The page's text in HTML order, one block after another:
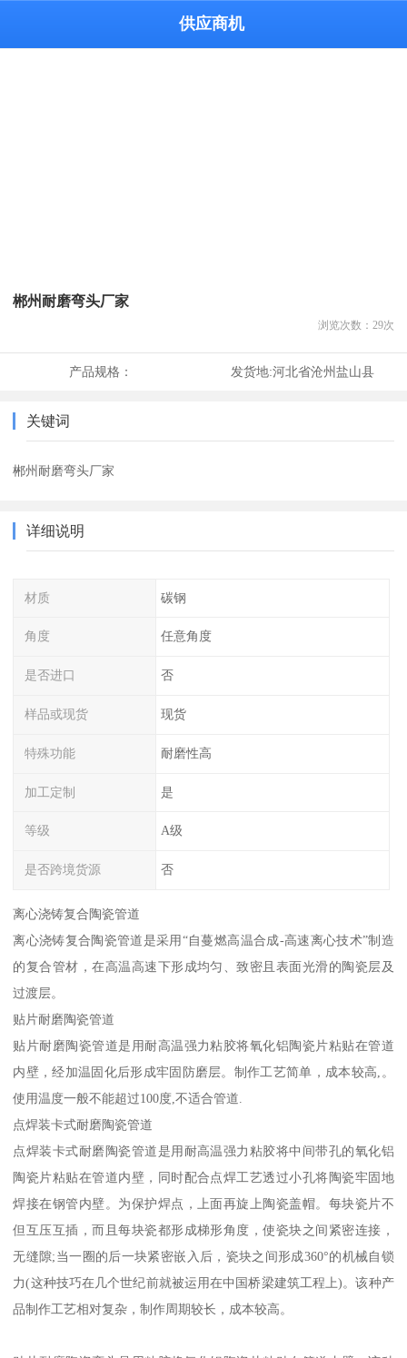
供应商机
郴州耐磨弯头厂家
浏览次数： 29次
产品规格： 发货地:河北省沧州盐山县
关键词
郴州耐磨弯头厂家
详细说明
材质 碳钢
角度 任意角度
是否进口 否
样品或现货 现货
特殊功能 耐磨性高
加工定制 是
等级 A级
是否跨境货源 否
离心浇铸复合陶瓷管道
离心浇铸复合陶瓷管道是采用“自蔓燃高温合成-高速离心技术”制造
的复合管材，在高温高速下形成均匀、致密且表面光滑的陶瓷层及
过渡层。
贴片耐磨陶瓷管道
贴片耐磨陶瓷管道是用耐高温强力粘胶将氧化铝陶瓷片粘贴在管道
内壁，经加温固化后形成牢固防磨层。制作工艺简单，成本较高,。
使用温度一般不能超过100度,不适合管道.
点焊装卡式耐磨陶瓷管道
点焊装卡式耐磨陶瓷管道是用耐高温强力粘胶将中间带孔的氧化铝
陶瓷片粘贴在管道内壁，同时配合点焊工艺透过小孔将陶瓷牢固地
焊接在钢管内壁。为保护焊点，上面再旋上陶瓷盖帽。每块瓷片不
但互压互插，而且每块瓷都形成梯形角度，使瓷块之间紧密连接，
无缝隙;当一圈的后一块紧密嵌入后，瓷块之间形成360°的机械自锁
力(这种技巧在几个世纪前就被运用在中国桥梁建筑工程上)。该种产
品制作工艺相对复杂，制作周期较长，成本较高。